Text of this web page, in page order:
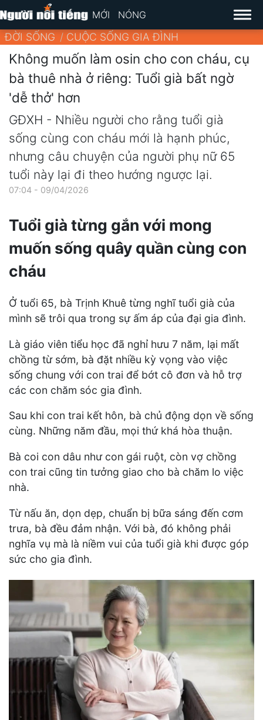
MỚI NÓNG
ĐỜI SỐNG CUỘC SỐNG GIA ĐÌNH
Không muốn làm osin cho con cháu, cụ
bà thuê nhà ở riêng: Tuổi già bất ngờ
'dễ thở' hơn
GĐXH - Nhiều người cho rằng tuổi già
sống cùng con cháu mới là hạnh phúc,
nhưng câu chuyện của người phụ nữ 65
tuổi này lại đi theo hướng ngược lại.
07:04 - 09/04/2026
Tuổi già từng gắn với mong
muốn sống quây quần cùng con
cháu
Ở tuổi 65, bà Trịnh Khuê từng nghĩ tuổi già của
mình sẽ trôi qua trong sự ấm áp của đại gia đình.
Là giáo viên tiểu học đã nghỉ hưu 7 năm, lại mất
chồng từ sớm, bà đặt nhiều kỳ vọng vào việc
sống chung với con trai để bớt cô đơn và hỗ trợ
các con chăm sóc gia đình.
Sau khi con trai kết hôn, bà chủ động dọn về sống
cùng. Những năm đầu, mọi thứ khá hòa thuận.
Bà coi con dâu như con gái ruột, còn vợ chồng
con trai cũng tin tưởng giao cho bà chăm lo việc
nhà.
Từ nấu ăn, dọn dẹp, chuẩn bị bữa sáng đến cơm
trưa, bà đều đảm nhận. Với bà, đó không phải
nghĩa vụ mà là niềm vui của tuổi già khi được góp
sức cho gia đình.